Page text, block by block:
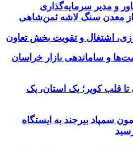
و مدیر سرمایه‌گذاری
از معدن سنگ لاشه ثمن‌شاهی
اشتغال و تقویت بخش تعاون
و ساماندهی بازار خراسان
قلب کویر؛ یک استان، یک
سمپاد بیرجند به ایستگاه